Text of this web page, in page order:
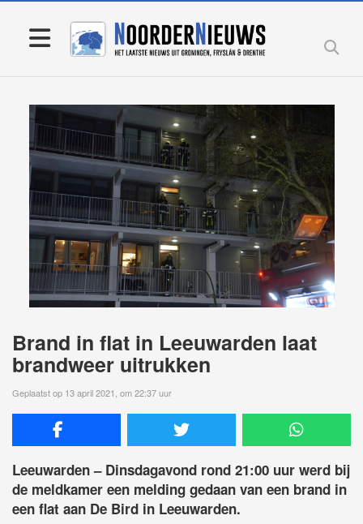
Brand in flat in Leeuwarden laat
brandweer uitrukken
Geplaatst op 13 april 2021, om 22:37 uur
Leeuwarden – Dinsdagavond rond 21:00 uur werd bij
de meldkamer een melding gedaan van een brand in
een flat aan De Bird in Leeuwarden.